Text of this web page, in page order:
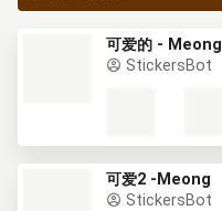
可爱的 - Meong
StickersBot
可爱2 -Meong
StickersBot